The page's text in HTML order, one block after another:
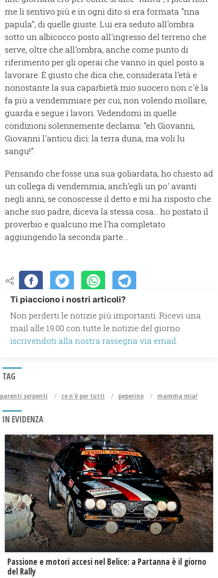
me li sentivo più e in ogni dito si era formata "nna
papula", di quelle giuste. Lui era seduto all'ombra
sotto un albicocco posto all'ingresso del terreno che
serve, oltre che all'ombra, anche come punto di
riferimento per gli operai che vanno in quel posto a
lavorare. È giusto che dica che, considerata l'età e
nonostante la sua caparbietà mio suocero non c'è la
fa più a vendemmiare per cui, non volendo mollare,
guarda e segue i lavori. Vedendomi in quelle
condizioni solennemente declama: "eh Giovanni,
Giovanni l'anticu dici: la terra duna, ma voli lu
sangu!".
Pensando che fosse una sua goliardata, ho chiesto ad
un collega di vendemmia, anch'egli un po' avanti
negli anni, se conoscesse il detto e mi ha risposto che
anche suo padre, diceva la stessa cosa... ho postato il
proverbio e qualcuno me l'ha completato
aggiungendo la seconda parte…
Ti piacciono i nostri articoli?
Non perderti le notizie più importanti. Ricevi una
mail alle 19.00 con tutte le notizie del giorno
iscrivendoti alla nostra rassegna via email.
TAG
parenti serpenti ce n'è per tutti peperino mamma mia!
IN EVIDENZA
Passione e motori accesi nel Belice: a Partanna è il giorno
del Rally